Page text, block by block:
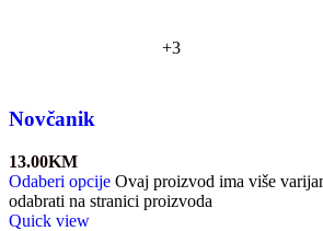
+3
Novčanik
13.00KM
Odaberi opcije Ovaj proizvod ima više
odabrati na stranici proizvoda
Quick view